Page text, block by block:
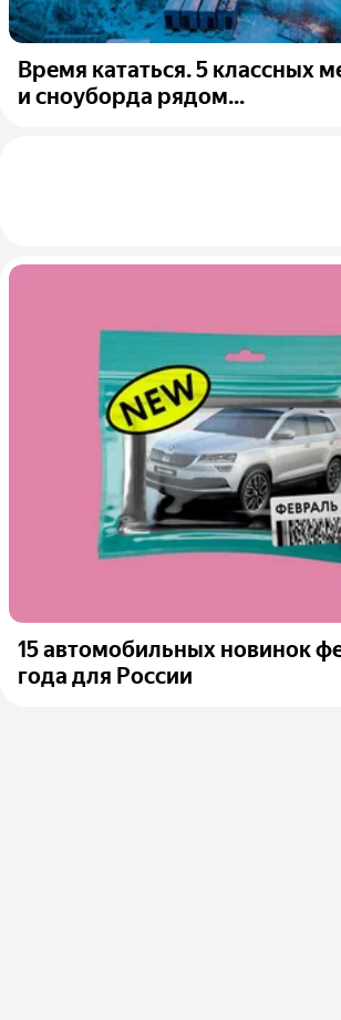
Время кататься. 5 классных
и сноуборда рядом...
15 автомобильных новинок
года для России